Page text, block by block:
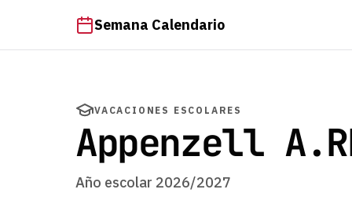
Semana Calendario
VACACIONES ESCOLARES
Appenzell
Año escolar 2026/2027